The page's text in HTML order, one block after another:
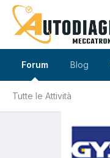
Forum
Tutte le Attività
Blog